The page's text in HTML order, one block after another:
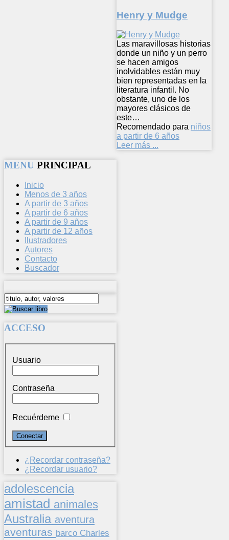
Henry y Mudge
Las maravillosas historias
donde un niño y un perro
se hacen amigos
inolvidables están muy
bien representadas en la
literatura infantil. No
obstante, uno de los
mayores clásicos de
este…
Recomendado para niños
a partir de 6 años
Leer más ...
MENU PRINCIPAL
Inicio
Menos de 3 años
A partir de 3 años
A partir de 6 años
A partir de 9 años
A partir de 12 años
Ilustradores
Autores
Contacto
Buscador
ACCESO
Usuario
Contraseña
Recuérdeme
¿Recordar contraseña?
¿Recordar usuario?
adolescencia
amistad animales
Australia aventura
aventuras barco Charles